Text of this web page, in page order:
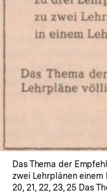
Das Thema der
zwei Lehrplänen einem
20, 21, 22, 23, 25 Das